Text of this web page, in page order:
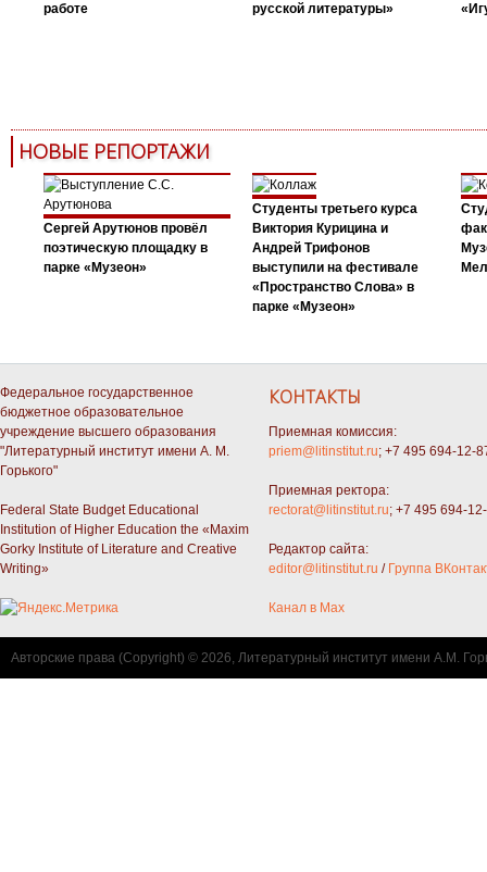
работе
русской литературы»
НОВЫЕ РЕПОРТАЖИ
Сергей Арутюнов провёл
поэтическую площадку в
парке «Музеон»
Студенты третьего курса
Виктория Курицина и
Андрей Трифонов
выступили на фестивале
«Пространство Слова» в
парке «Музеон»
Федеральное государственное
бюджетное образовательное
учреждение высшего образования
"Литературный институт имени А. М.
Горького"
Federal State Budget Educational
Institution of Higher Education the «Maxim
Gorky Institute of Literature and Creative
Writing»
КОНТАКТЫ
Приемная комиссия:
priem@litinstitut.ru; +7 495 694-12-
Приемная ректора:
rectorat@litinstitut.ru; +7 495 694-
Редактор сайта:
editor@litinstitut.ru / Группа
Канал в Max
Авторские права (Copyright) © 2026, Литературный институт имени А.М.